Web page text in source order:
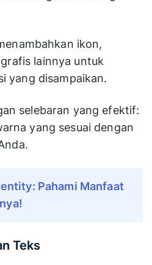
ikon,
lainnya untuk
yang disampaikan.
selebaran yang efektif:
yang sesuai dengan
Pahami Manfaat
Teks